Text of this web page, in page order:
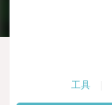
工具